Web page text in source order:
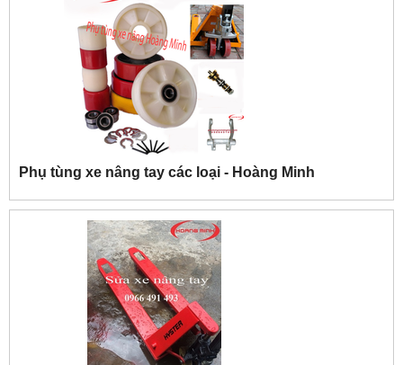
Phụ tùng xe nâng tay các loại - Hoàng Minh